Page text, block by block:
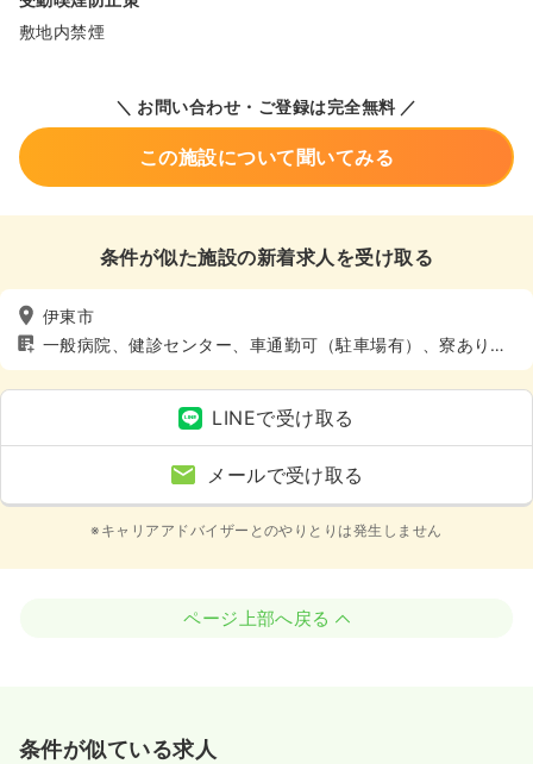
敷地内禁煙
＼ お問い合わせ・ご登録は完全無料 ／
この施設について聞いてみる
条件が似た施設の新着求人を受け取る
伊東市
一般病院、健診センター、車通勤可（駐車場有）、寮あり、
託児所あり
LINEで受け取る
メールで受け取る
※キャリアアドバイザーとのやりとりは発生しません
ページ上部へ戻る
条件が似ている求人